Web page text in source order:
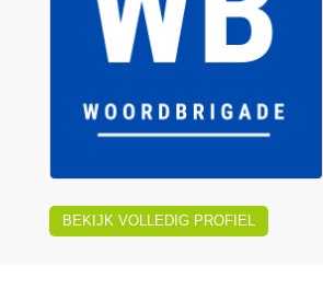
BEKIJK VOLLEDIG PROFIEL